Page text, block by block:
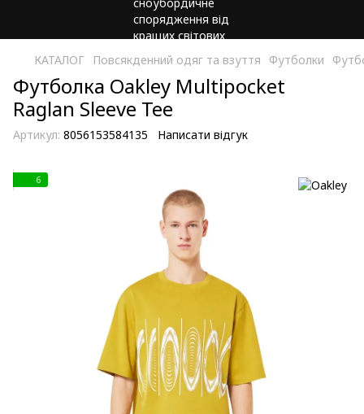
КАТАЛОГ Повсякденний одяг та взуття Футболки
Футболка Oakley Multipocket
Raglan Sleeve Tee
Артикул: 8056153584135 Написати відгук
6